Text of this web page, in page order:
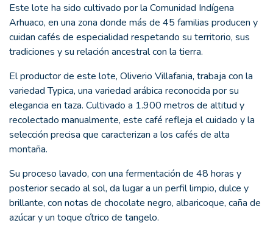
Este lote ha sido cultivado por la Comunidad Indígena
Arhuaco, en una zona donde más de 45 familias producen y
cuidan cafés de especialidad respetando su territorio, sus
tradiciones y su relación ancestral con la tierra.
El productor de este lote, Oliverio Villafania, trabaja con la
variedad Typica, una variedad arábica reconocida por su
elegancia en taza. Cultivado a 1.900 metros de altitud y
recolectado manualmente, este café refleja el cuidado y la
selección precisa que caracterizan a los cafés de alta
montaña.
Su proceso lavado, con una fermentación de 48 horas y
posterior secado al sol, da lugar a un perfil limpio, dulce y
brillante, con notas de chocolate negro, albaricoque, caña de
azúcar y un toque cítrico de tangelo.